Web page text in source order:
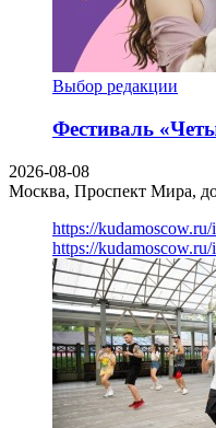
Выбор редакции
Фестиваль
2026-08-08
Москва, Проспект Мира,
https://
https://